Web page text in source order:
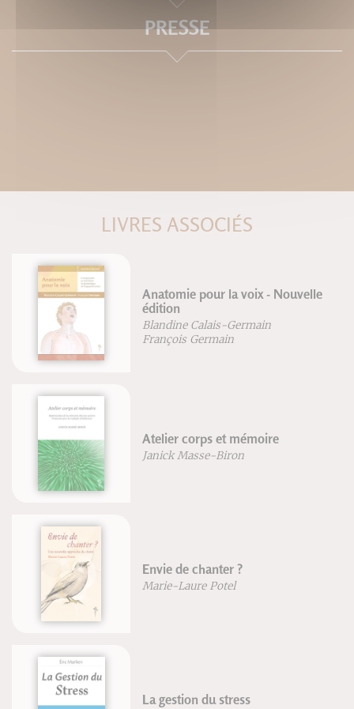
PRESSE
LIVRES ASSOCIÉS
Anatomie pour la voix - Nouvelle
édition
Blandine Calais-Germain
François Germain
Atelier corps et mémoire
Janick Masse-Biron
Envie de chanter ?
Marie-Laure Potel
La gestion du stress